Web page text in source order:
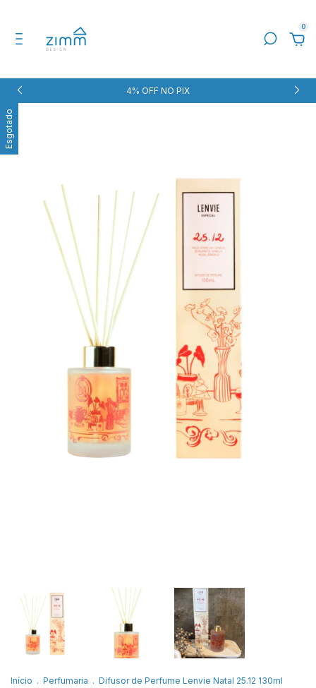
0
4% OFF NO PIX
Esgotado
Início . Perfumaria . Difusor de Perfume Lenvie Natal 25.12 130ml